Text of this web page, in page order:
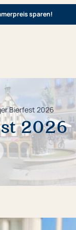
sparen!
Bierfest 2026
2026